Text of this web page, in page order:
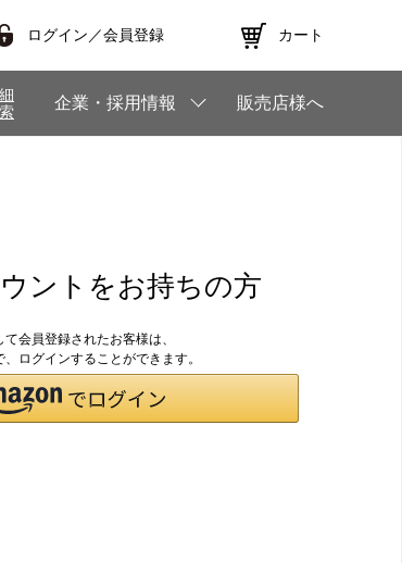
ログイン／会員登録 カート
企業・採用情報 販売店様へ
ントをお持ちの方
会員登録されたお客様は、
ログインすることができます。